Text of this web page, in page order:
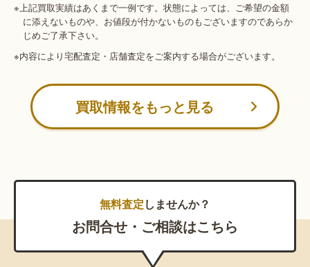
※上記買取実績はあくまで一例です。状態によっては、ご希望の金額
に添えないものや、お値段が付かないものもございますのであらか
じめご了承下さい。
※内容により宅配査定・店舗査定をご案内する場合がございます。
買取情報をもっと見る
無料査定しませんか？
お問合せ・ご相談はこちら